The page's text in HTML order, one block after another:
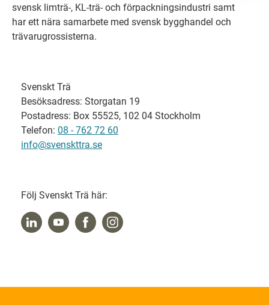
svensk limträ-, KL-trä- och förpackningsindustri samt
har ett nära samarbete med svensk bygghandel och
trävarugrossisterna.
Svenskt Trä
Besöksadress: Storgatan 19
Postadress: Box 55525, 102 04 Stockholm
Telefon: 08 - 762 72 60
info@svenskttra.se
Följ Svenskt Trä här: